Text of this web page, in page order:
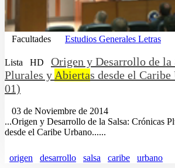
Facultades Estudios Generales Letras
Lista HD
Origen y Desarrollo de la
Plurales y Abiertas desde el
01)
03 de Noviembre de 2014
...Origen y Desarrollo de la Salsa: Crónicas
desde el Caribe Urbano......
origen desarrollo salsa caribe urbano